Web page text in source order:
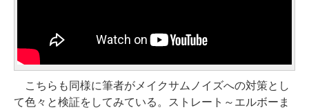
こちらも同様に筆者がメイクサムノイズへの対策とし
て色々と検証をしてみている。ストレート～エルボーま